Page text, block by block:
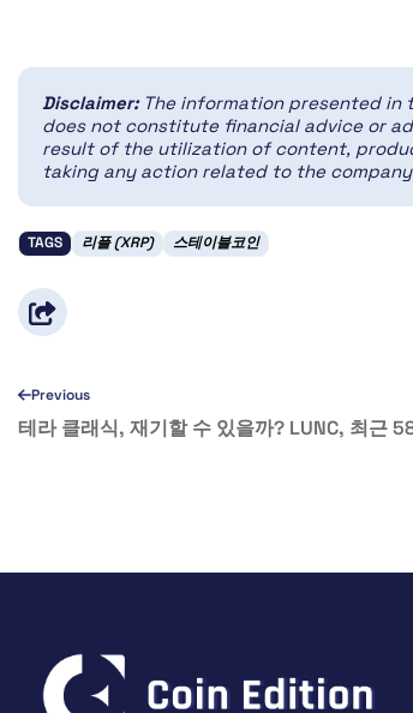
Disclaimer: The information presented
does not constitute financial advice or
result of the utilization of content,
taking any action related to the
TAGS 리플 (XRP) 스테이블코인
Previous
테라 클래식, 재기할 수 있을까? LUNC, 최근